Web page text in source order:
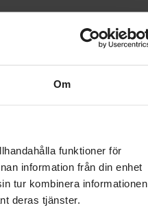
Om
funktioner för
information från din enhet
tur kombinera informationen
deras tjänster.
Följ oss